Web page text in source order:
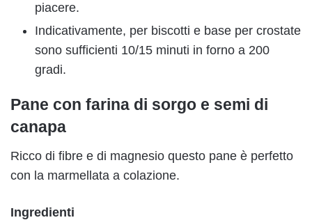
piacere.
Indicativamente, per biscotti e base per crostate
sono sufficienti 10/15 minuti in forno a 200
gradi.
Pane con farina di sorgo e semi di
canapa
Ricco di fibre e di magnesio questo pane è perfetto
con la marmellata a colazione.
Ingredienti